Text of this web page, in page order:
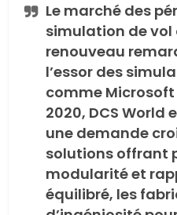
Le marché des
simulation de vol
renouveau
l’essor des
comme
2020, DCS World
une demande
solutions offrant
modularité et
équilibré, les